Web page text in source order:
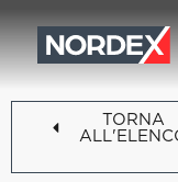
TORNA